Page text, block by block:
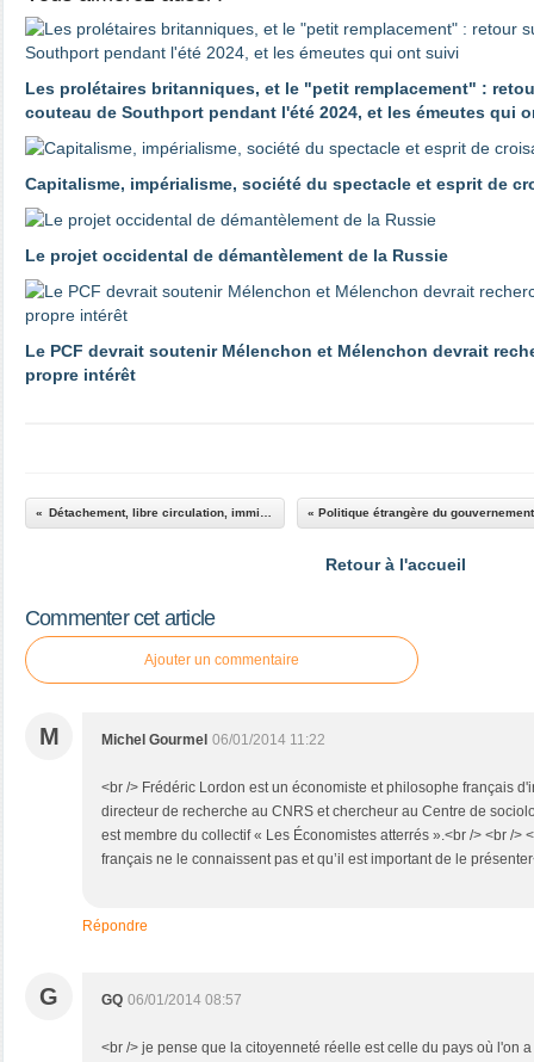
Les prolétaires britanniques, et le "petit remplacement" :
couteau de Southport pendant l'été 2024, et les émeutes qui
Capitalisme, impérialisme, société du spectacle et esprit de
Le projet occidental de démantèlement de la Russie
Le PCF devrait soutenir Mélenchon et Mélenchon devrait
propre intérêt
Retour à l'accueil
Commenter cet article
Ajouter un commentaire
M Michel Gourmel 06/01/2014 11:22
<br /> Frédéric Lordon est un économiste et philosophe français
directeur de recherche au CNRS et chercheur au Centre de
est membre du collectif « Les Économistes atterrés ».<br /> <br />
français ne le connaissent pas et qu’il est important de le
Répondre
G GQ 06/01/2014 08:57
<br /> je pense que la citoyenneté réelle est celle du pays où l'on